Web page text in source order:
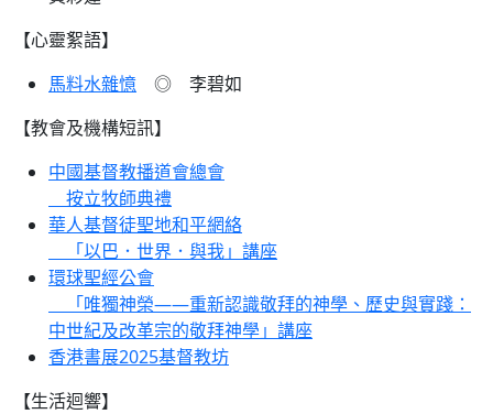
【心靈絮語】
馬料水雜憶 ◎ 李碧如
【教會及機構短訊】
中國基督教播道會總會
按立牧師典禮
華人基督徒聖地和平網絡
「以巴．世界．與我」講座
環球聖經公會
「唯獨神榮——重新認識敬拜的神學、歷史與實踐：
中世紀及改革宗的敬拜神學」講座
香港書展2025基督教坊
【生活迴響】